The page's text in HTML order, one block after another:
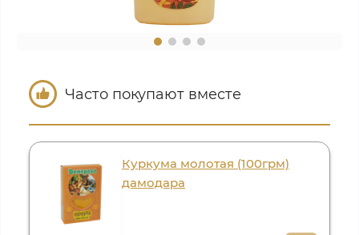
Часто покупают вместе
Куркума молотая (100грм)
дамодара